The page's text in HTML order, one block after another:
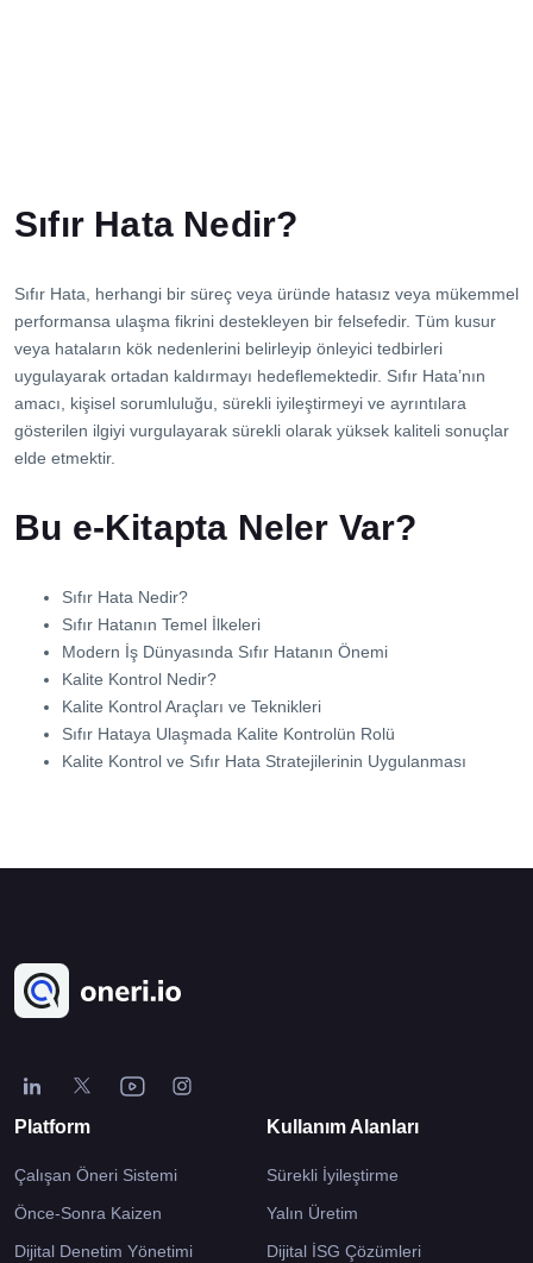
Sıfır Hata Nedir?
Sıfır Hata, herhangi bir süreç veya üründe hatasız veya mükemmel
performansa ulaşma fikrini destekleyen bir felsefedir. Tüm kusur
veya hataların kök nedenlerini belirleyip önleyici tedbirleri
uygulayarak ortadan kaldırmayı hedeflemektedir. Sıfır Hata’nın
amacı, kişisel sorumluluğu, sürekli iyileştirmeyi ve ayrıntılara
gösterilen ilgiyi vurgulayarak sürekli olarak yüksek kaliteli sonuçlar
elde etmektir.
Bu e-Kitapta Neler Var?
Sıfır Hata Nedir?
Sıfır Hatanın Temel İlkeleri
Modern İş Dünyasında Sıfır Hatanın Önemi
Kalite Kontrol Nedir?
Kalite Kontrol Araçları ve Teknikleri
Sıfır Hataya Ulaşmada Kalite Kontrolün Rolü
Kalite Kontrol ve Sıfır Hata Stratejilerinin Uygulanması
Platform
Çalışan Öneri Sistemi
Önce-Sonra Kaizen
Dijital Denetim Yönetimi
Kullanım Alanları
Sürekli İyileştirme
Yalın Üretim
Dijital İSG Çözümleri